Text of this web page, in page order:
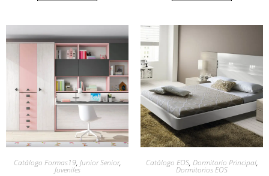
Catálogo Formas19, Junior Senior,
Juveniles
Catálogo EOS, Dormitorio Principal,
Dormitorios EOS